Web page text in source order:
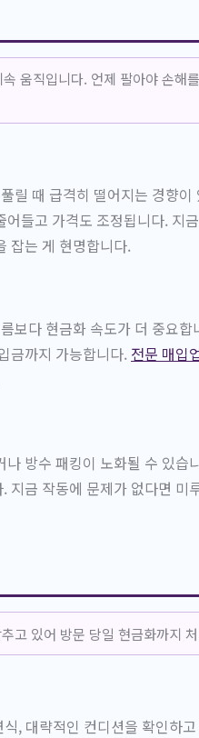
움직입니다. 언제 팔아야 손해
릴 때 급격히 떨어지는 경향이
들고 가격도 조정됩니다. 지
잡는 게 현명합니다.
보다 현금화 속도가 더 중요합
금까지 가능합니다. 전문 매입
방수 패킹이 노화될 수 있습
금 작동에 문제가 없다면 미
고 있어 방문 당일 현금화까지
, 대략적인 컨디션을 확인하